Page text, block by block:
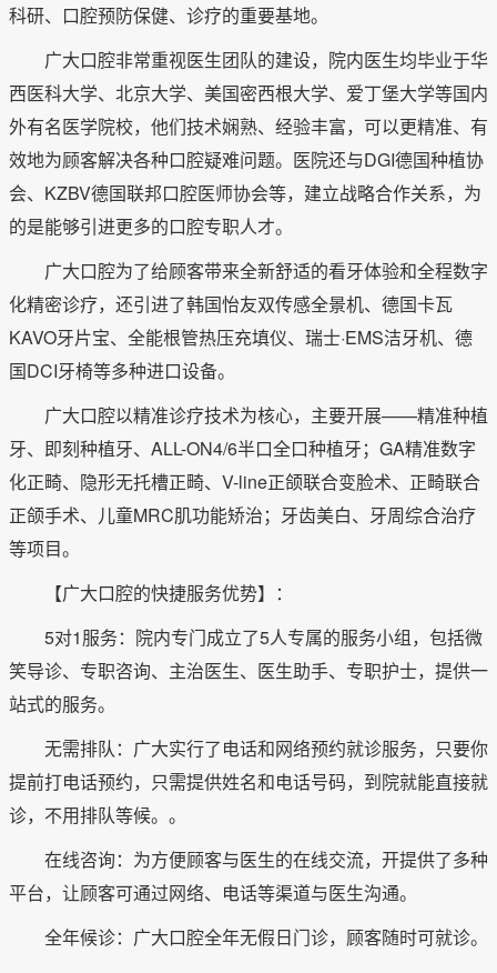
科研、口腔预防保健、诊疗的重要基地。
广大口腔非常重视医生团队的建设，院内医生均毕业于华
西医科大学、北京大学、美国密西根大学、爱丁堡大学等国内
外有名医学院校，他们技术娴熟、经验丰富，可以更精准、有
效地为顾客解决各种口腔疑难问题。医院还与DGI德国种植协
会、KZBV德国联邦口腔医师协会等，建立战略合作关系，为
的是能够引进更多的口腔专职人才。
广大口腔为了给顾客带来全新舒适的看牙体验和全程数字
化精密诊疗，还引进了韩国怡友双传感全景机、德国卡瓦
KAVO牙片宝、全能根管热压充填仪、瑞士·EMS洁牙机、德
国DCI牙椅等多种进口设备。
广大口腔以精准诊疗技术为核心，主要开展——精准种植
牙、即刻种植牙、ALL-ON4/6半口全口种植牙；GA精准数字
化正畸、隐形无托槽正畸、V-line正颌联合变脸术、正畸联合
正颌手术、儿童MRC肌功能矫治；牙齿美白、牙周综合治疗
等项目。
【广大口腔的快捷服务优势】：
5对1服务：院内专门成立了5人专属的服务小组，包括微
笑导诊、专职咨询、主治医生、医生助手、专职护士，提供一
站式的服务。
无需排队：广大实行了电话和网络预约就诊服务，只要你
提前打电话预约，只需提供姓名和电话号码，到院就能直接就
诊，不用排队等候。。
在线咨询：为方便顾客与医生的在线交流，开提供了多种
平台，让顾客可通过网络、电话等渠道与医生沟通。
全年候诊：广大口腔全年无假日门诊，顾客随时可就诊。